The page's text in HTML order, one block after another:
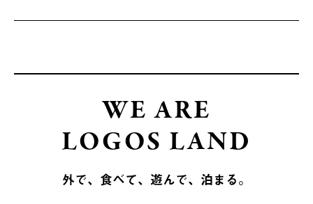
WE ARE
LOGOS LAND
外で、食べて、遊んで、泊まる。